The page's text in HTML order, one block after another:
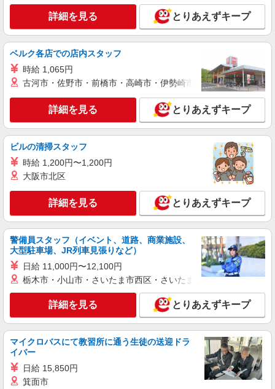
紹介予定派遣
株式会社シエロ
人気機種に詳しくなれる携帯販売
【softbank】
時給1400円〜1450円（経験・能力による） ※
残業代支給 ★交通費別途支給（規定あり） ゜
+゜・。○。・゜+゜・。○。・゜+゜ 入社祝い金10
万円支給(規定有) お友達を紹介頂くと, インセンテ
ィブ支給(規定有) ★月2回払い・週払い可能（規程
有）★ ゜・。○。・゜+゜・。○。・゜+゜
熊本県熊本市中央区の家電量販店
キープ 詳細を見る
紹介予定派遣
株式会社シエロ
時給1400円〜1450円（経験・能力による） ※
残業代支給 ★交通費別途支給（規定あり） ゜
+゜・。○。・゜+゜・。○。・゜+゜ 入社祝い金10
万円支給(規定有) お友達を紹介頂くと, インセンテ
ィブ支給(規定有) ★月2回払い・週払い可能（規程
有）★ ゜・。○。・゜+゜・。○。・゜+゜
熊本県熊本市中央区の家電量販店
キープ 詳細を見る
派遣社員
【楽天モバイル】の携帯販売スタッフ
時給1400円〜 ※残業代支給 ★交通費別途支給
（規定あり） ゜+゜・。○。・゜+゜・。○。・゜
+゜ 入社祝い金10万円支給(規定有) お友達を紹介
頂くと, インセンティブ支給(規定有) ★月2回払
い・週払い可能（規程有）★ ゜・。○。・゜
熊本県熊本市中央区の楽天モバイルショップ
キープ 詳細を見る
詳細を見る とりあえずキープ
ベルク各店での店内スタッフ
時給 1,065円
古河市・佐野市・前橋市・高崎市・伊勢崎市・太田市・館林市
詳細を見る とりあえずキープ
ビルの清掃スタッフ
時給 1,200円〜1,200円
大阪市北区
詳細を見る とりあえずキープ
警備員スタッフ（イベント、道路、商業施設、
大型駐車場、JR列車見張りなど）
日給 11,000円〜12,100円
栃木市・小山市・さいたま市西区・さいたま市岩槻区・久喜市・
詳細を見る とりあえずキープ
マイクロバスにて教習所に通う生徒の送迎ドラ
イバー
日給 15,850円
箕面市